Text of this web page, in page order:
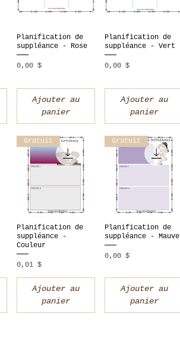
Aperçu rapide
Planification de
suppléance - Rose
Prix
0,00 $
Ajouter au
panier
Aperçu rapide
Planification de
suppléance - Vert
Prix
0,00 $
Ajouter au
panier
Aperçu rapide
Gratuit
Planification de
suppléance -
Couleur
Prix
0,01 $
Ajouter au
panier
Aperçu rapide
Gratuit
Planification de
suppléance - Mauve
Prix
0,00 $
Ajouter au
panier